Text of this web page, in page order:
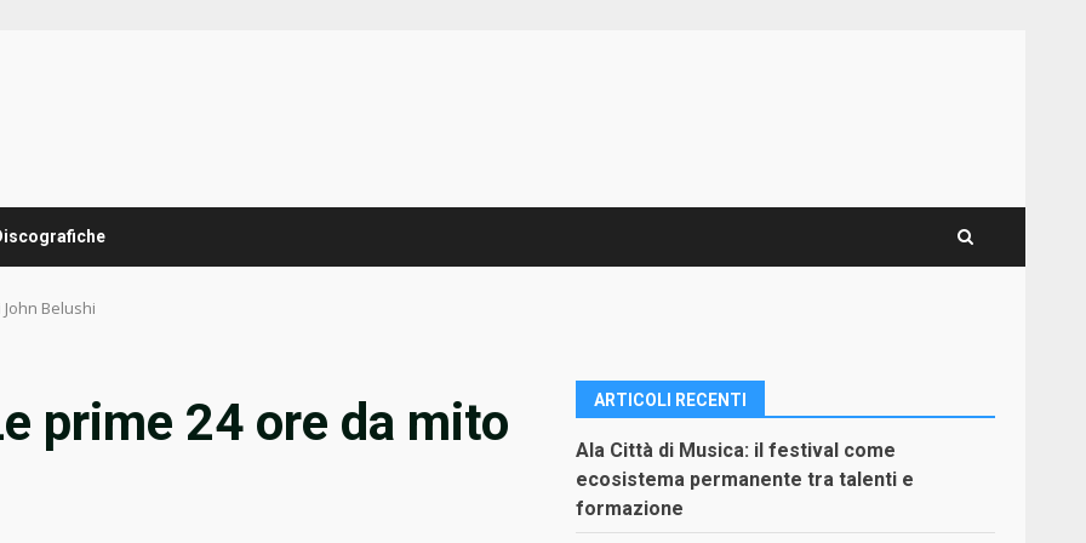
Belushi
prime 24 ore da mito
ARTICOLI RECENTI
Ala Città di Musica: il festival come
ecosistema permanente tra talenti e
formazione